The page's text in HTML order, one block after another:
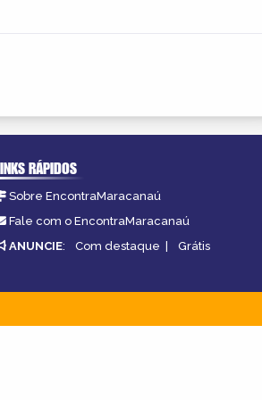
RÁPIDOS
Sobre EncontraMaracanaú
Fale com o EncontraMaracanaú
ANUNCIE: Com destaque | Grátis